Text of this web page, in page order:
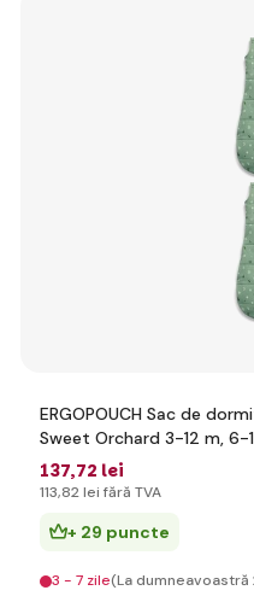
ERGOPOUCH Sac de
Sweet Orchard 3-12 m, 6-
137,72 lei
113,82 lei fără TVA
+ 29 puncte
3 - 7 zile(La dumneavoastră